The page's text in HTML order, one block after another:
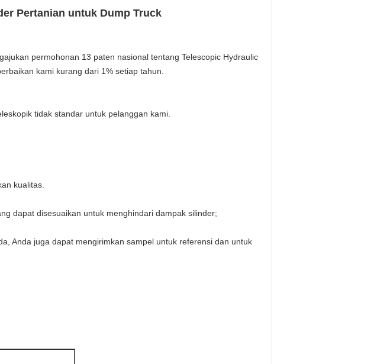
Pertanian untuk Dump Truck
permohonan 13 paten nasional tentang Telescopic Hydraulic
kami kurang dari 1% setiap tahun.
tidak standar untuk pelanggan kami.
kualitas.
dapat disesuaikan untuk menghindari dampak silinder;
Anda juga dapat mengirimkan sampel untuk referensi dan untuk